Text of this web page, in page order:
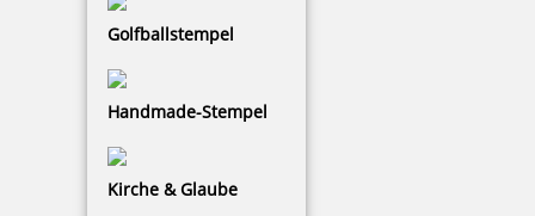
Golfballstempel
Handmade-Stempel
Kirche & Glaube
Ink-Jet Druckerpatrone P1-S schwarz für REINER 990 - Papier/
Pappe/ Holz/ Stein